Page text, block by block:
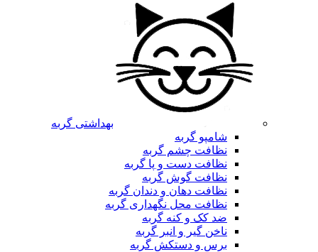
بهداشتی گربه
شامپو گربه
نظافت چشم گربه
نظافت دست و پا گربه
نظافت گوش گربه
نظافت دهان و دندان گربه
نظافت محل نگهداری گربه
ضد کک و کنه گربه
ناخن گیر و انبر گربه
برس و دستکش گربه